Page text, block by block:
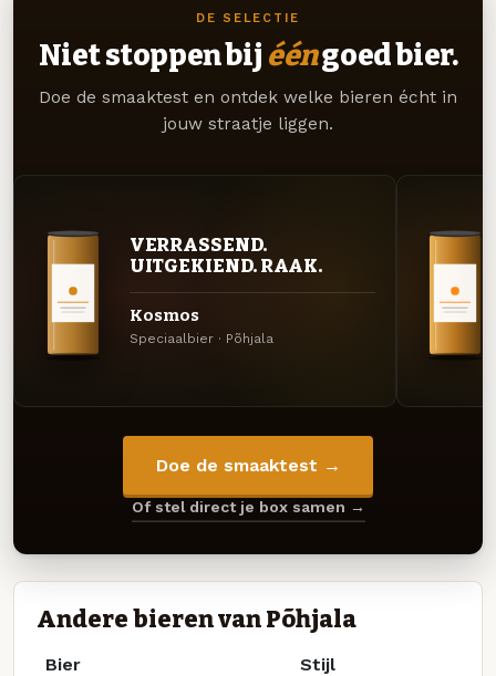
DE SELECTIE
Niet stoppen bij ééngoed bier.
Doe de smaaktest en ontdek welke bieren écht in
jouw straatje liggen.
VERRASSEND.
UITGEKIEND. RAAK.
Kosmos
Speciaalbier · Põhjala
Doe de smaaktest →
Of stel direct je box samen →
Andere bieren van Põhjala
Bier Stijl